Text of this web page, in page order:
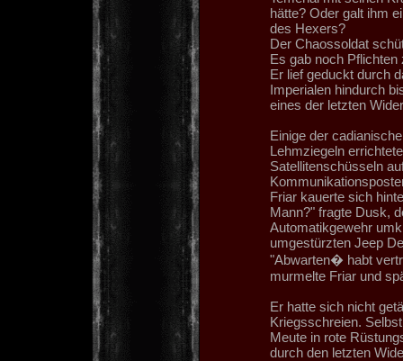
hätte? Oder galt ihm
des Hexers?
Der Chaossoldat
Es gab noch Pflichten
Er lief geduckt durch
Imperialen hindurch
eines der letzten
Einige der
Lehmziegeln
Satellitenschüsseln
Friar kauerte sich
Mann?" fragte Dusk,
Automatikgewehr
umgestürzten Jeep
"Abwarten� habt
murmelte Friar und
Er hatte sich nicht
Kriegsschreien.
Meute in rote
durch den letzten